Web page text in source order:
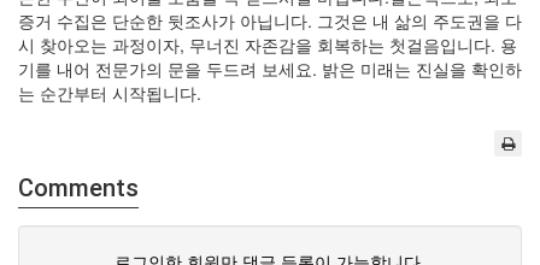
증거 수집은 단순한 뒷조사가 아닙니다. 그것은 내 삶의 주도권을 다
시 찾아오는 과정이자, 무너진 자존감을 회복하는 첫걸음입니다. 용
기를 내어 전문가의 문을 두드려 보세요. 밝은 미래는 진실을 확인하
는 순간부터 시작됩니다.
Comments